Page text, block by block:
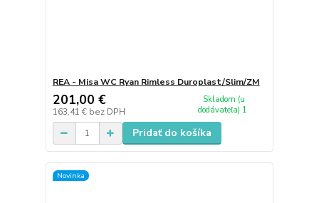
REA - Misa WC Ryan Rimless Duroplast/Slim/ZM
201,00 €
163,41 € bez DPH
Skladom (u
dodávateľa) 1
Pridať do košíka
Novinka